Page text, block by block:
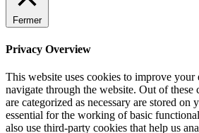
Fermer
Privacy Overview
This website uses cookies to improve
navigate through the website. Out of these
are categorized as necessary are stored on
essential for the working of basic
also use third-party cookies that help us